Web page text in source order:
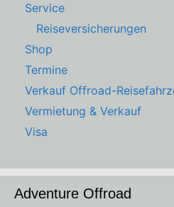
Service
Reiseversicherungen
Shop
Termine
Verkauf Offroad-
Vermietung & Verkauf
Visa
Adventure Offroad